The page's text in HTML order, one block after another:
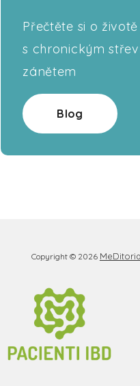
Přečtěte si o životě
s chronickým
zánětem
Blog
Copyright © 2026